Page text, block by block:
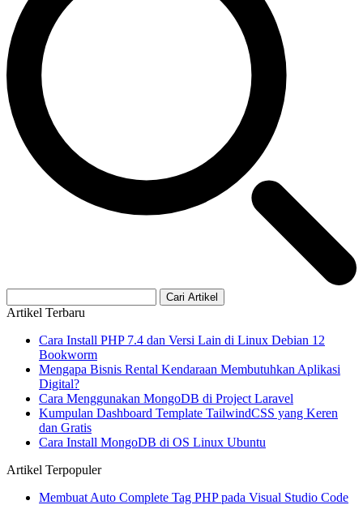
Cari Artikel
Artikel Terbaru
Cara Install PHP 7.4 dan Versi Lain di Linux Debian 12
Bookworm
Mengapa Bisnis Rental Kendaraan Membutuhkan Aplikasi
Digital?
Cara Menggunakan MongoDB di Project Laravel
Kumpulan Dashboard Template TailwindCSS yang Keren
dan Gratis
Cara Install MongoDB di OS Linux Ubuntu
Artikel Terpopuler
Membuat Auto Complete Tag PHP pada Visual Studio Code